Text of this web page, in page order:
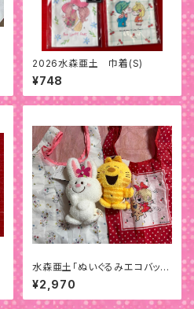
2026水森亜土 巾着(S)
¥748
水森亜土「ぬいぐるみエコバッ
グ」
¥2,970